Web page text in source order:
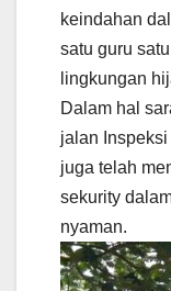
keindahan
satu guru
lingkungan
Dalam hal
jalan
juga telah
sekurity
nyaman.